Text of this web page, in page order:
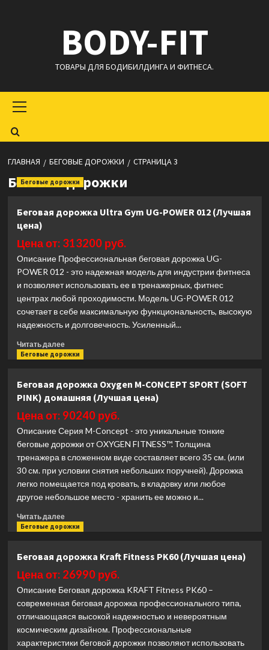
BODY-FIT
ТОВАРЫ ДЛЯ БОДИБИЛДИНГА И ФИТНЕСА.
меню
ГЛАВНАЯ БЕГОВЫЕ ДОРОЖКИ СТРАНИЦА 3
Беговые дорожки
Беговые дорожки
Беговая дорожка Ultra Gym UG-POWER 012 (Лучшая
цена)
Цена от: 313200 руб.
Описание Профессиональная беговая дорожка UG-
POWER 012 - это надежная модель для индустрии фитнеса
и позволяет использовать ее в тренажерных, фитнес
центрах любой проходимости. Модель UG-POWER 012
сочетает в себе максимальную функциональность, высокую
надежность и долговечность. Усиленный...
Читать далееПрочитать
больше
дорожка
Ultra
Gym
UG-
POWER
012
(Лучшая
цена)
Беговые дорожки
Беговая дорожка Oxygen M-CONCEPT SPORT (SOFT
PINK) домашняя (Лучшая цена)
Цена от: 90240 руб.
Описание Серия M-Concept - это уникальные тонкие
беговые дорожки от OXYGEN FITNESS™. Толщина
тренажера в сложенном виде составляет всего 35 см. (или
30 см. при условии снятия небольших поручней). Дорожка
легко помещается под кровать, в кладовку или любое
другое небольшое место - хранить ее можно и...
Читать далееПрочитать
больше
дорожка
Oxygen
CONCEPT
SPORT
(SOFT
PINK)
домашняя
Беговые дорожки
Беговая дорожка Kraft Fitness PK60 (Лучшая цена)
Цена от: 26990 руб.
Описание Беговая дорожка KRAFT Fitness PK60 –
современная беговая дорожка профессионального типа,
отличающаяся высокой надежностью и невероятным
космическим дизайном. Профессиональные
характеристики беговой дорожки позволяют использовать